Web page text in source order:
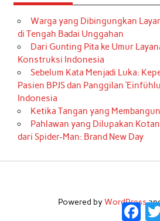
Warga yang Dibingungkan
di Tengah Badai Unggahan
Dari Gunting Pita ke Umur
Konstruksi Indonesia
Sebelum Kata Menjadi Luka:
Pasien BPJS dan Panggilan
Indonesia
Ketika Tangan yang
Pahlawan yang Dilupakan
dari Spider-Man: Brand New Day
Powered by WordPress